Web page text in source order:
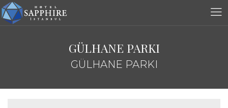
GÜLHANE PARKI
GÜLHANE PARKI